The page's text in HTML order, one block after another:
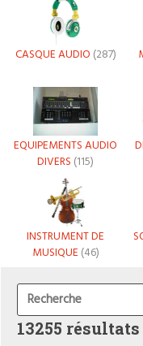
CASQUE AUDIO (287)
EQUIPEMENTS AUDIO
DIVERS (115)
INSTRUMENT DE
MUSIQUE (46)
13255 résultats